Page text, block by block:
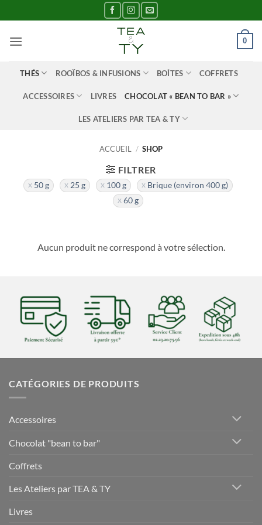
au
contenu
0
THÉS ROOÏBOS & INFUSIONS BOÎTES COFFRETS
ACCESSOIRES LIVRES CHOCOLAT « BEAN TO BAR »
LES ATELIERS PAR TEA & TY
ACCUEIL / SHOP
FILTRER
50 g 25 g 100 g
Brique (environ 400 g)
60 g
Aucun produit ne correspond à votre sélection.
CATÉGORIES DE PRODUITS
Accessoires
Chocolat "bean to bar"
Coffrets
Les Ateliers par TEA & TY
Livres